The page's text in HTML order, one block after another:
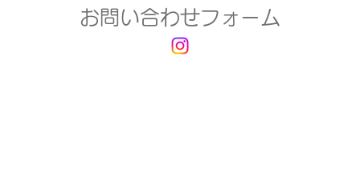
お問い合わせフォーム